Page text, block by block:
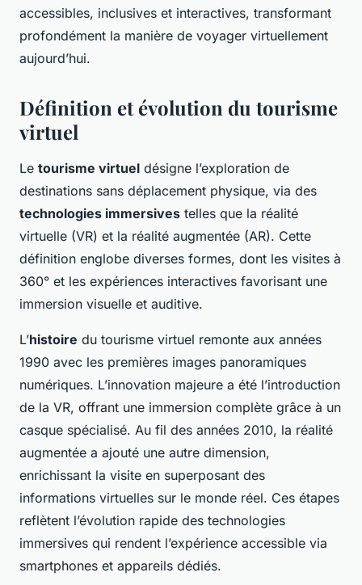
accessibles, inclusives et interactives, transformant
profondément la manière de voyager virtuellement
aujourd’hui.
Définition et évolution du tourisme
virtuel
Le tourisme virtuel désigne l’exploration de
destinations sans déplacement physique, via des
technologies immersives telles que la réalité
virtuelle (VR) et la réalité augmentée (AR). Cette
définition englobe diverses formes, dont les visites à
360° et les expériences interactives favorisant une
immersion visuelle et auditive.
L’histoire du tourisme virtuel remonte aux années
1990 avec les premières images panoramiques
numériques. L’innovation majeure a été l’introduction
de la VR, offrant une immersion complète grâce à un
casque spécialisé. Au fil des années 2010, la réalité
augmentée a ajouté une autre dimension,
enrichissant la visite en superposant des
informations virtuelles sur le monde réel. Ces étapes
reflètent l’évolution rapide des technologies
immersives qui rendent l’expérience accessible via
smartphones et appareils dédiés.